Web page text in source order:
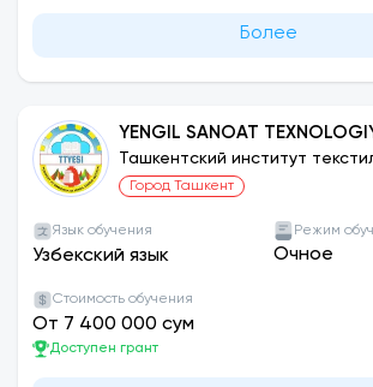
Более
YENGIL SANOAT
JIHOZLARI: MASHINALARGA
KO‘RSATISH
Ташкентский институт
промышленности
Город Ташкент
Язык обучения
Узбекский язык
Режим
Очное
Стоимость обучения
От 7 400 000 сум
Доступен грант